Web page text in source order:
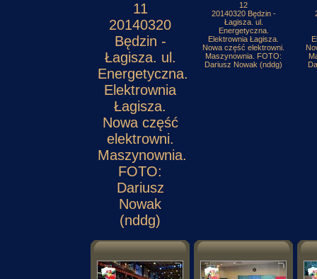
11
20140320
Będzin -
Łagisza. ul.
Energetyczna.
Elektrownia
Łagisza.
Nowa część
elektrowni.
Maszynownia.
FOTO:
Dariusz
Nowak
(nddg)
12
20140320 Będzin -
Łagisza. ul.
Energetyczna.
Elektrownia Łagisza.
Nowa część elektrowni.
Maszynownia. FOTO:
Dariusz Nowak (nddg)